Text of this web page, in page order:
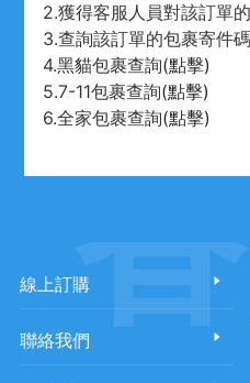
2.獲得客服人員對該訂單
3.查詢該訂單的包裹寄件碼
4.黑貓包裹查詢(點擊)
5.7-11包裹查詢(點擊)
6.全家包裹查詢(點擊)
線上訂購
聯絡我們